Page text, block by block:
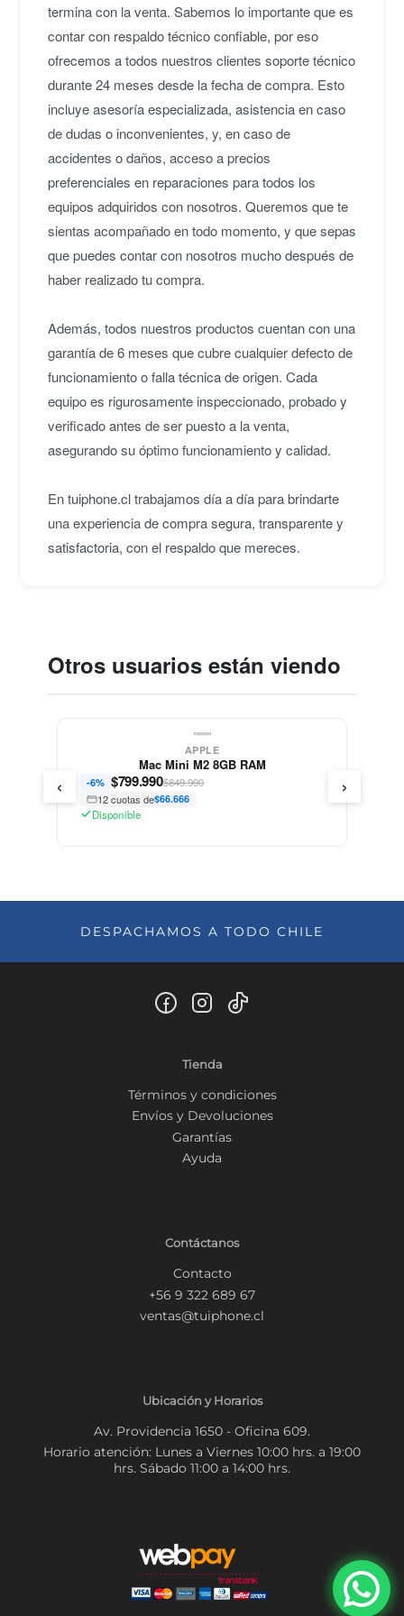
termina con la venta. Sabemos lo importante que es
contar con respaldo técnico confiable, por eso
ofrecemos a todos nuestros clientes soporte técnico
durante 24 meses desde la fecha de compra. Esto
incluye asesoría especializada, asistencia en caso
de dudas o inconvenientes, y, en caso de
accidentes o daños, acceso a precios
preferenciales en reparaciones para todos los
equipos adquiridos con nosotros. Queremos que te
sientas acompañado en todo momento, y que sepas
que puedes contar con nosotros mucho después de
haber realizado tu compra.
Además, todos nuestros productos cuentan con una
garantía de 6 meses que cubre cualquier defecto de
funcionamiento o falla técnica de origen. Cada
equipo es rigurosamente inspeccionado, probado y
verificado antes de ser puesto a la venta,
asegurando su óptimo funcionamiento y calidad.
En tuiphone.cl trabajamos día a día para brindarte
una experiencia de compra segura, transparente y
satisfactoria, con el respaldo que mereces.
Otros usuarios están viendo
APPLE
Mac Mini M2 8GB RAM
-6% $799.990$849.990
12 cuotas de$66.666
Disponible
‹ ›
DESPACHAMOS A TODO CHILE
Tienda
Términos y condiciones
Envíos y Devoluciones
Garantías
Ayuda
Contáctanos
Contacto
+56 9 322 689 67
ventas@tuiphone.cl
Ubicación y Horarios
Av. Providencia 1650 - Oficina 609.
Horario atención: Lunes a Viernes 10:00 hrs. a 19:00
hrs. Sábado 11:00 a 14:00 hrs.